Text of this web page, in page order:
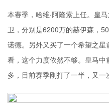
本赛季，哈维·阿隆索上任。皇
卫，分别是6200万的赫伊森，
诺德。另外又买了一个希望之
看，这个力度依然不够。皇马
多，目前赛季刚打了一半，又一